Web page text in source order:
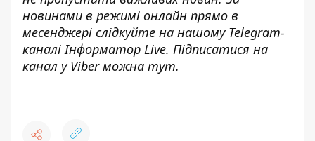
новинами в режимі онлайн прямо в
месенджері слідкуйте на нашому Telegram-
каналіІнформатор Live. Підписатися на
канал у Viber можна тут.